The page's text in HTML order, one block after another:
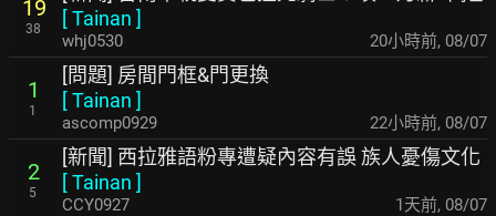
19
38
[Tainan ]
whj0530 20小時前, 08/07
1
1
[問題] 房間門框&門更換
[Tainan ]
ascomp0929 22小時前, 08/07
2
5
[新聞] 西拉雅語粉專遭疑內容有誤 族人憂傷文化
[Tainan ]
CCY0927 1天前, 08/07